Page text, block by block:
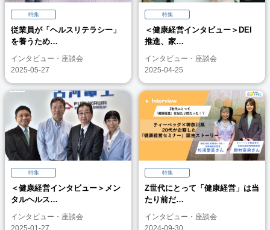
特集
従業員が「ヘルスリテラシー」
を養うため…
インタビュー・座談会
2025-05-27
特集
＜健康経営インタビュー＞DEI
推進、家…
インタビュー・座談会
2025-04-25
特集
＜健康経営インタビュー＞メン
タルヘルス…
インタビュー・座談会
特集
Z世代にとって「健康経営」は当
たり前だ…
インタビュー・座談会